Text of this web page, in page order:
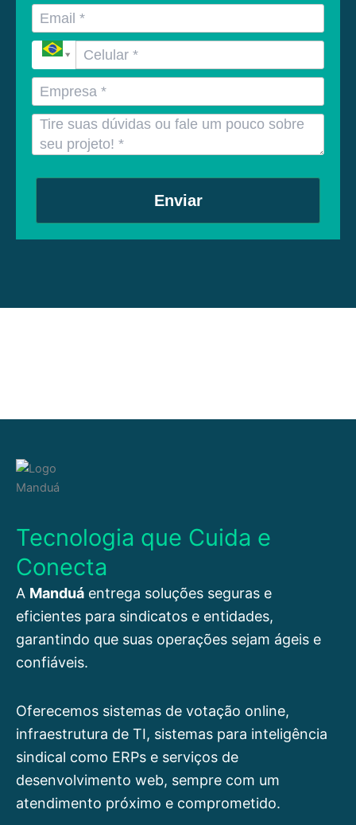
Enviar
Tecnologia que Cuida e
Conecta
A Manduá entrega soluções seguras e
eficientes para sindicatos e entidades,
garantindo que suas operações sejam ágeis e
confiáveis.
Oferecemos sistemas de votação online,
infraestrutura de TI, sistemas para inteligência
sindical como ERPs e serviços de
desenvolvimento web, sempre com um
atendimento próximo e comprometido.